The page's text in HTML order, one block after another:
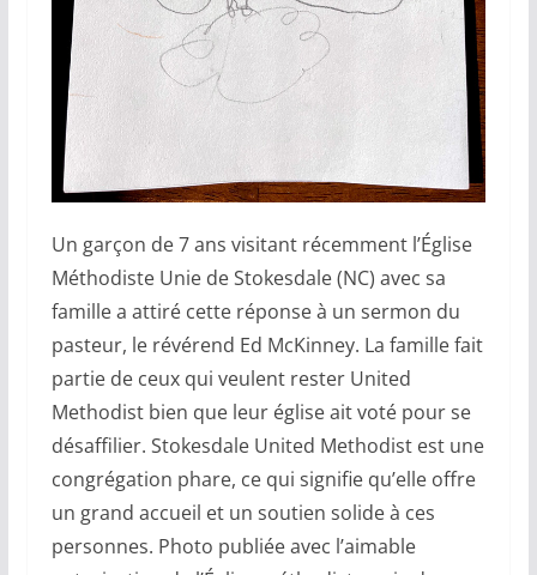
Un garçon de 7 ans visitant récemment l’Église
Méthodiste Unie de Stokesdale (NC) avec sa
famille a attiré cette réponse à un sermon du
pasteur, le révérend Ed McKinney. La famille fait
partie de ceux qui veulent rester United
Methodist bien que leur église ait voté pour se
désaffilier. Stokesdale United Methodist est une
congrégation phare, ce qui signifie qu’elle offre
un grand accueil et un soutien solide à ces
personnes. Photo publiée avec l’aimable